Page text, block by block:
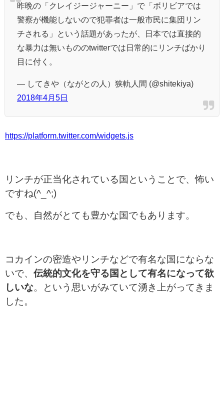
昨晩の「クレイジージャーニー」で「ボリビアでは
警察が機能しないので犯罪者は一般市民に集団リン
チされる」という話題があったが、日本では直接的
な暴力は無いもののtwitterでは日常的にリンチばかり
目に付く。
— してきや（ながとの人）狭軌人間 (@shitekiya)
2018年4月5日
https://platform.twitter.com/widgets.js
リンチが正当化されている国ということで、怖い
ですね(^_^;)
でも、自然がとても豊かな国でもあります。
コカインの密造やリンチなどで有名な国にならな
いで、 伝統的文化を守る国として有名になって欲
しいな。という思いがみていて湧き上がってきま
した。